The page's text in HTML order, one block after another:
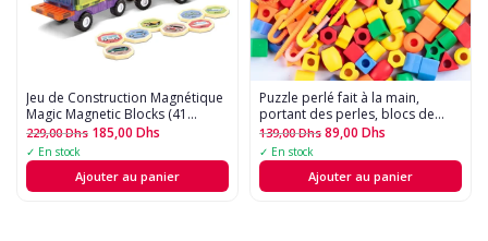
Jeu de Construction Magnétique 
Magic Magnetic Blocks (41
Pièces)
229,00Dhs 185,00 Dhs
✓ En stock
Ajouter au panier
Puzzle perlé fait à la main,
portant des perles, blocs de
construction, éducation
précoce, forme géométrique,
jouet de bracelet - 50pcs
139,00Dhs 89,00 Dhs
✓ En stock
Ajouter au panier